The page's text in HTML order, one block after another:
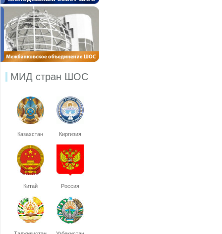
МИД стран ШОС
Казахстан Киргизия
Китай Россия